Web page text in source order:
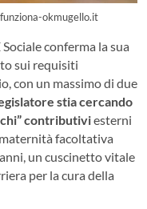
okmugello.it
conferma la sua
sui requisiti
con un massimo di due
stia cercando
contributiviesterni
facoltativa
un cuscinetto vitale
per la cura della